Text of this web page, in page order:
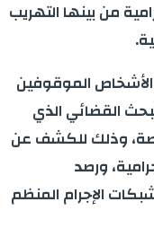
من بينها التهريب
الأشخاص الموقوفين
القضائي الذي
وذلك للكشف عن
ورصد
الإجرام المنظم